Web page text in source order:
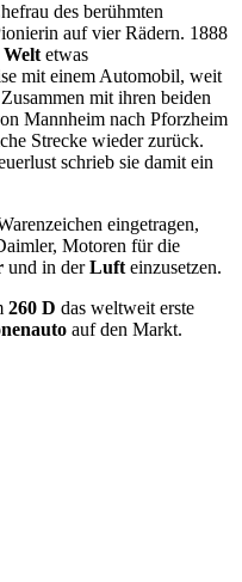
des berühmten
auf vier Rädern. 1888
etwas
mit einem Automobil, weit
mit ihren beiden
Mannheim nach Pforzheim
Strecke wieder zurück.
schrieb sie damit ein
eingetragen,
Motoren für die
und in derLuft einzusetzen.
260 D das weltweit erste
auf den Markt.